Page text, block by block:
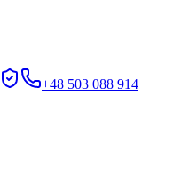
+48 503 088 914